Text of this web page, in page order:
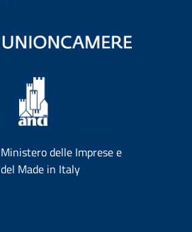
Ministero delle Imprese e
del Made in Italy